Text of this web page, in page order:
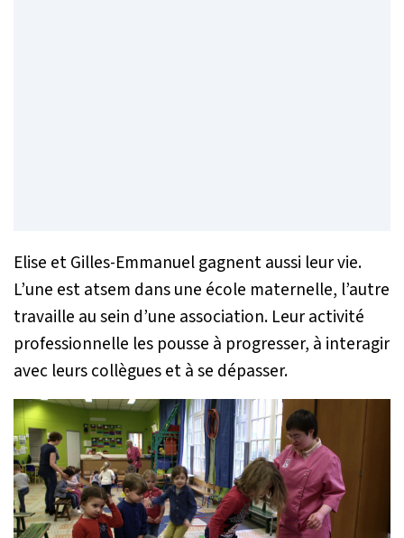
Elise et Gilles-Emmanuel gagnent aussi leur vie.
L’une est atsem dans une école maternelle, l’autre
travaille au sein d’une association. Leur activité
professionnelle les pousse à progresser, à interagir
avec leurs collègues et à se dépasser.